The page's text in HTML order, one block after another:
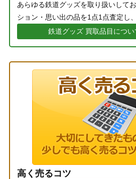
あらゆる鉄道グッズを取り扱いして
ション・思い出の品を1点1点査定し
鉄道グッズ 買取品目につい
高く売るコツ